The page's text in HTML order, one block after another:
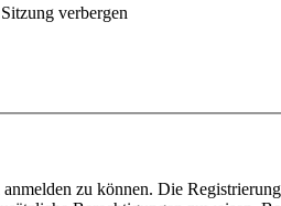
verbergen
zu können. Die